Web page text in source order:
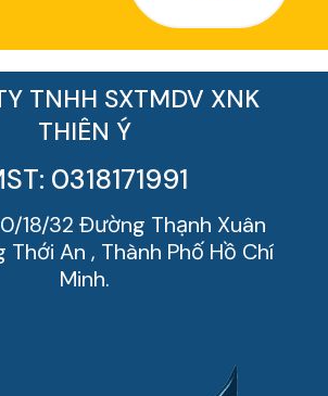
TNHH SXTMDV XNK
THIÊN Ý
0318171991
18/32 Đường Thạnh Xuân
Thới An , Thành Phố Hồ Chí
Minh.